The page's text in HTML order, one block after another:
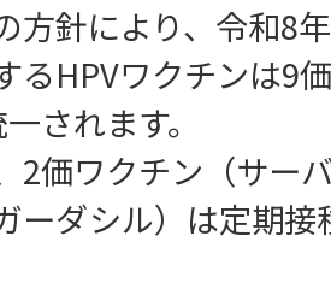
方針により、令和8
るHPVワクチンは9
されます。
2価ワクチン（サー
ーダシル）は定期